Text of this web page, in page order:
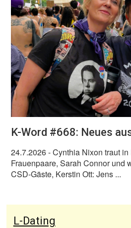
K-Word #668: Neues
24.7.2026- Cynthia Nixon traut
Frauenpaare, Sarah Connor und
CSD-Gäste, Kerstin Ott: Jens ...
L-Dating